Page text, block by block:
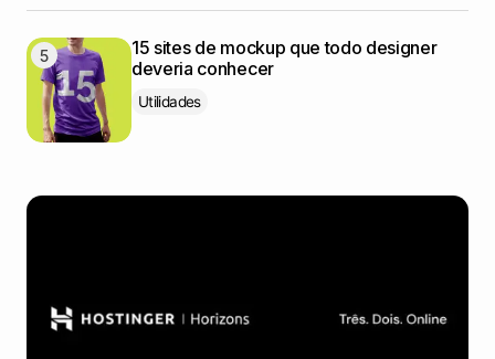
15 sites de mockup que todo designer
deveria conhecer
Utilidades